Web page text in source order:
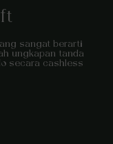
sangat berarti
ungkapan tanda
secara cashless